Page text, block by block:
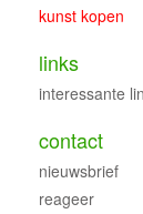
kunst kopen
links
interessante
contact
nieuwsbrief
reageer